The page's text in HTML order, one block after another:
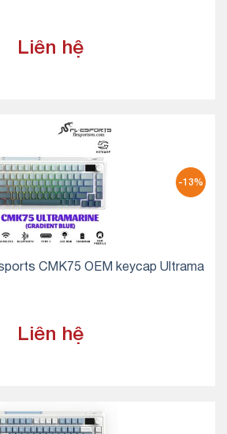
Liên hệ
-13%
CMK75 OEM keycap Ultrama
Liên hệ